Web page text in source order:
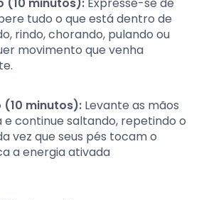
tudo o que está dentro de
rindo, chorando, pulando ou
movimento que venha
minutos): Levante as mãos
continue saltando, repetindo o
vez que seus pés tocam o
a energia ativada